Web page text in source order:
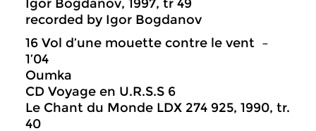
Igor Bogdanov, 1997, tr 49
recorded by Igor Bogdanov
16 Vol d’une mouette contre le vent –
1’04
Oumka
CD Voyage en U.R.S.S 6
Le Chant du Monde LDX 274 925, 1990, tr.
40